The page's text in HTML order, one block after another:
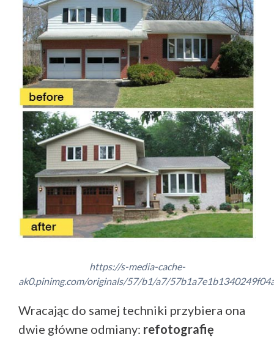
https://s-media-cache-
ak0.pinimg.com/originals/57/b1/a7/
Wracając do samej techniki przybiera ona
dwie główne odmiany: refotografię